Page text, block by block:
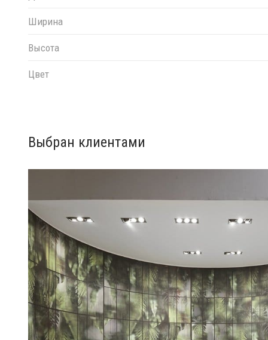
Ширина
Высота
Цвет
Выбран клиентами